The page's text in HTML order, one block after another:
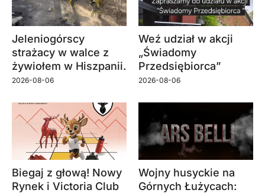
Jeleniogórscy
strażacy w walce z
żywiołem w Hiszpanii.
2026-08-06
Weź udział w akcji
„Świadomy
Przedsiębiorca”
2026-08-06
Biegaj z głową! Nowy
Rynek i Victoria Club
Wojny husyckie na
Górnych Łużycach: